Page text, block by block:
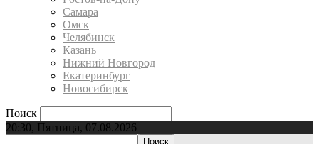
Самара
Омск
Челябинск
Казань
Нижний Новгород
Екатеринбург
Новосибирск
Поиск
20:30, Пятница, 07.08.2026